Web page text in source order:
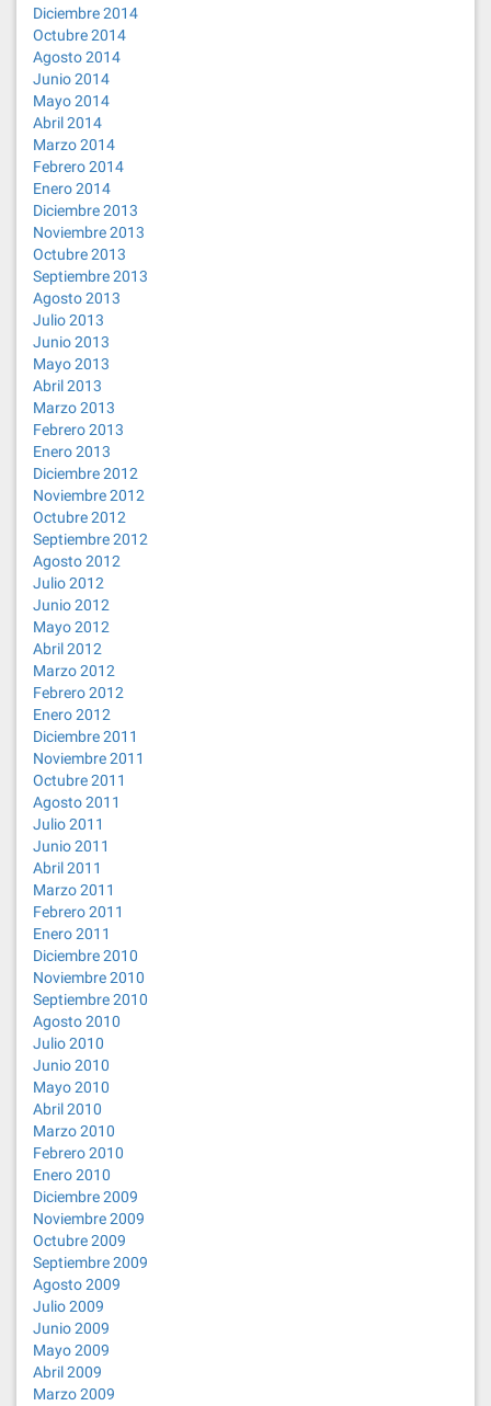
Diciembre 2014
Octubre 2014
Agosto 2014
Junio 2014
Mayo 2014
Abril 2014
Marzo 2014
Febrero 2014
Enero 2014
Diciembre 2013
Noviembre 2013
Octubre 2013
Septiembre 2013
Agosto 2013
Julio 2013
Junio 2013
Mayo 2013
Abril 2013
Marzo 2013
Febrero 2013
Enero 2013
Diciembre 2012
Noviembre 2012
Octubre 2012
Septiembre 2012
Agosto 2012
Julio 2012
Junio 2012
Mayo 2012
Abril 2012
Marzo 2012
Febrero 2012
Enero 2012
Diciembre 2011
Noviembre 2011
Octubre 2011
Agosto 2011
Julio 2011
Junio 2011
Abril 2011
Marzo 2011
Febrero 2011
Enero 2011
Diciembre 2010
Noviembre 2010
Septiembre 2010
Agosto 2010
Julio 2010
Junio 2010
Mayo 2010
Abril 2010
Marzo 2010
Febrero 2010
Enero 2010
Diciembre 2009
Noviembre 2009
Octubre 2009
Septiembre 2009
Agosto 2009
Julio 2009
Junio 2009
Mayo 2009
Abril 2009
Marzo 2009